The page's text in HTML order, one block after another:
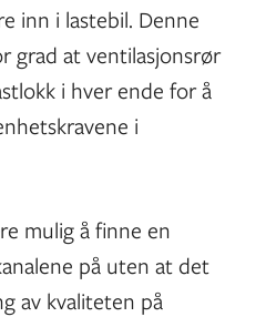
inn i lastebil. Denne
grad at ventilasjonsrør
i hver ende for å
i
mulig å finne en
på uten at det
av kvaliteten på